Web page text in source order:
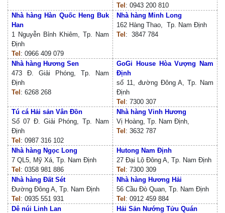
Tel : 0943 200 810
Nhà hàng Hàn Quốc Heng Buk
Han
1 Nguyễn Bỉnh Khiêm, Tp. Nam
Định
Tel : 0966 409 079
Nhà hàng Minh Long
162 Hàng Thao, Tp. Nam Định
Tel : 3847 784
Nhà hàng Hương Sen
473 Đ. Giải Phóng, Tp. Nam
Định
Tel : 6268 268
GoGi House Hòa Vượng Nam
Định
số 11, đường Đông A, Tp. Nam
Định
Tel : 7300 307
Tú cá Hải sản Vân Đồn
Số 07 Đ. Giải Phóng, Tp. Nam
Định
Tel : 0987 316 102
Nhà hàng Vinh Hương
Vị Hoàng, Tp. Nam Định,
Tel : 3632 787
Nhà hàng Ngọc Long
7 QL5, Mỹ Xá, Tp. Nam Định
Tel : 0358 981 886
Hutong Nam Định
27 Đại Lộ Đông A, Tp. Nam Định
Tel : 7300 309
Nhà hàng Đất Sét
Đường Đông A, Tp. Nam Định
Tel : 0935 551 931
Nhà hàng Hương Hải
56 Cầu Đò Quan, Tp. Nam Định
Tel : 0912 459 884
Dê núi Linh Lan
Hải Sản Nướng Tửu Quán